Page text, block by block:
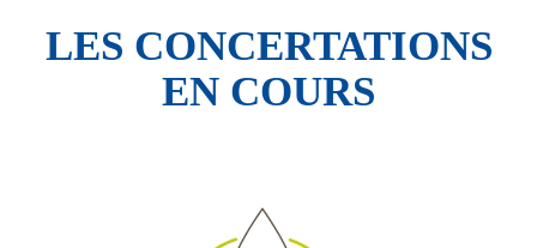
LES CONCERTATIONS
EN COURS